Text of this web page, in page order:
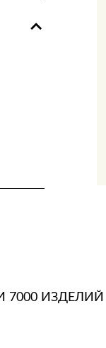
7000 ИЗДЕЛИЙ